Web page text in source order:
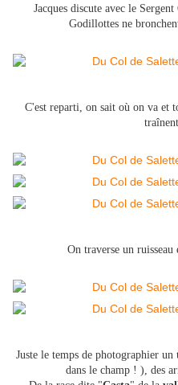
Jacques discute avec le
Godillottes ne
C'est reparti, on sait où on va et
On traverse un
Juste le temps de photographier un
dans le champ ! ), des